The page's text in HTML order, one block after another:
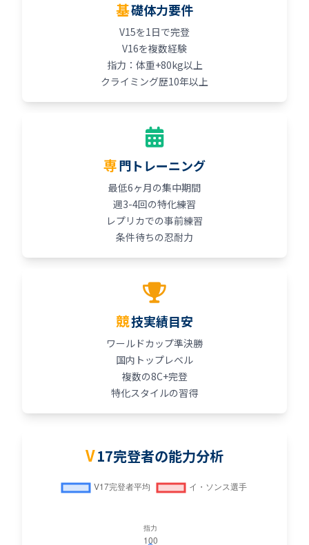
基礎体力要件
V15を1日で完登
V16を複数経験
指力：体重+80kg以上
クライミング歴10年以上
専門トレーニング
最低6ヶ月の集中期間
週3-4回の特化練習
レプリカでの事前練習
条件待ちの忍耐力
競技実績目安
ワールドカップ準決勝
国内トップレベル
複数の8C+完登
特化スタイルの習得
V17完登者の能力分析